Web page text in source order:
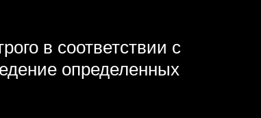
в соответствии с
определенных